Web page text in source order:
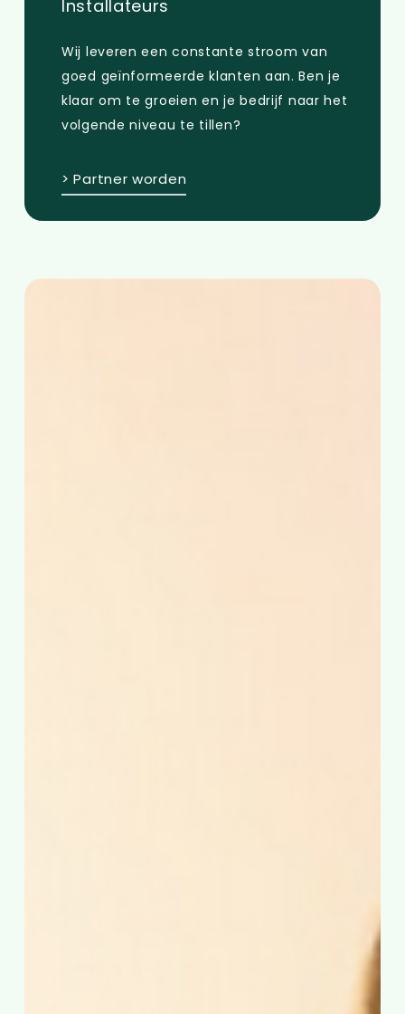
Installateurs
Wij leveren een constante stroom van
goed geïnformeerde klanten aan. Ben je
klaar om te groeien en je bedrijf naar het
volgende niveau te tillen?
> Partner worden